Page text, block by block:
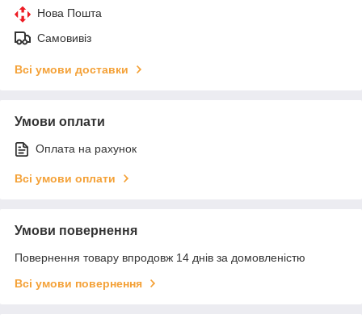
Нова Пошта
Самовивіз
Всі умови доставки
Умови оплати
Оплата на рахунок
Всі умови оплати
Умови повернення
Повернення товару впродовж 14 днів за домовленістю
Всі умови повернення